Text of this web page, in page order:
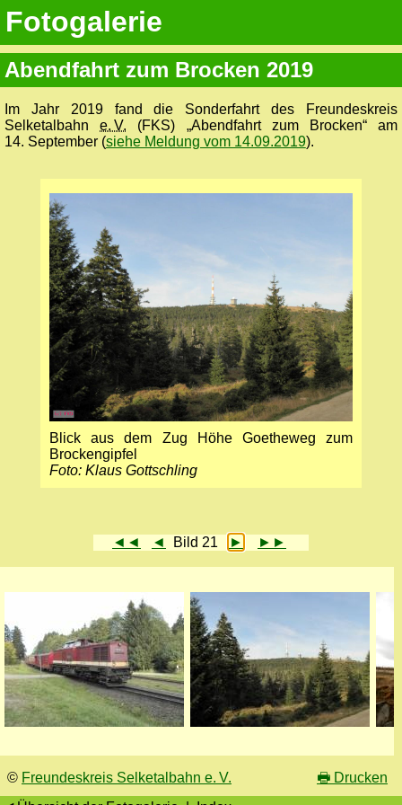
Fotogalerie
Abendfahrt zum Brocken 2019
Im Jahr 2019 fand die Sonderfahrt des Freundeskreis
Selketalbahne. V. (FKS) „Abendfahrt zum Brocken“ am
14. September (siehe Meldung vom 14.09.2019).
Blick aus dem Zug Höhe Goetheweg zum
Brockengipfel
Foto: Klaus Gottschling
◄◄ ◄ Bild 21 ► ►►
© Freundeskreis Selketalbahn e. V. 🖶 Drucken